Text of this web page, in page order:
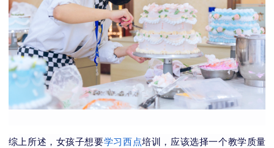
综上所述，女孩子想要学习西点培训，应该选择一个教学质量